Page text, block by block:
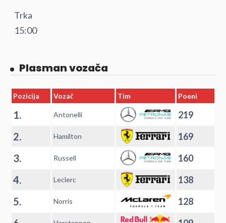
Trka
15:00
Plasman vozača
Pozicija Vozač Tim Poeni
1. Antonelli 219
2. Hamilton 169
3. Russell 160
4. Leclerc 138
5. Norris 128